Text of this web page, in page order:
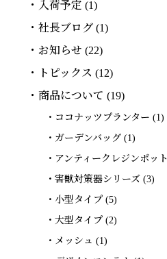
入荷予定 (1)
社長ブログ (1)
お知らせ (22)
トピックス (12)
商品について (19)
ココナッツプランター (1)
ガーデンバッグ (1)
アンティークレジンポット
害獣対策器シリーズ (3)
小型タイプ (5)
大型タイプ (2)
メッシュ (1)